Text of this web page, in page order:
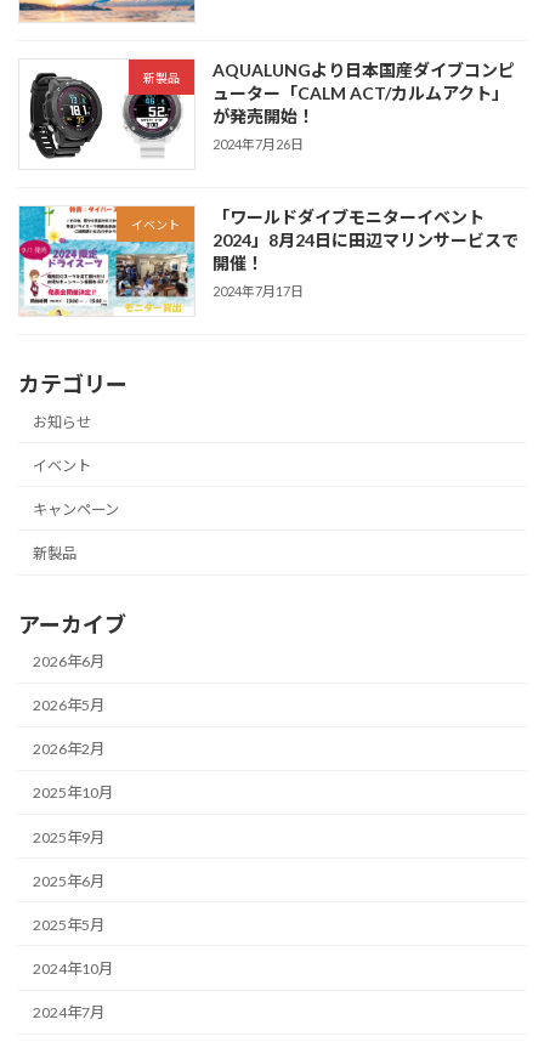
新製品
AQUALUNGより日本国産ダイブコンピ
ューター「CALM ACT/カルムアクト」
が発売開始！
2024年7月26日
イベント
「ワールドダイブモニターイベント
2024」8月24日に田辺マリンサービスで
開催！
2024年7月17日
カテゴリー
お知らせ
イベント
キャンペーン
新製品
アーカイブ
2026年6月
2026年5月
2026年2月
2025年10月
2025年9月
2025年6月
2025年5月
2024年10月
2024年7月